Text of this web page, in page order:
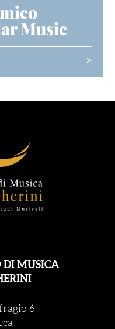
Music
>
DI MUSICA
6